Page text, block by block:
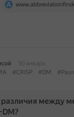
30 января
#CRISP #DM
различия между
DM?